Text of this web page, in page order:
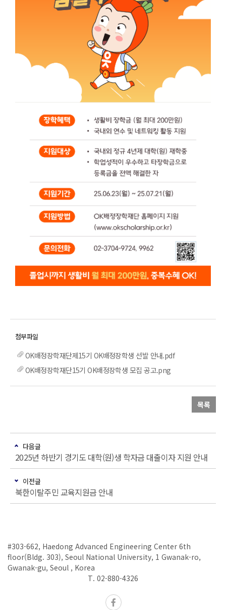
OK배정장학재단제15기 OK배정장학생 선발 안내.pdf
OK배정장학재단15기 OK배정장학생 모집 공고.png
목록
다음글
2025년 하반기 경기도 대학(원)생 학자금 대출이자 지원 안내
이전글
북한이탈주민 교육지원금 안내
#303-662, Haedong Advanced Engineering Center 6th
floor(Bldg. 303), Seoul National University, 1 Gwanak-ro,
Gwanak-gu, Seoul , Korea
T. 02-880-4326